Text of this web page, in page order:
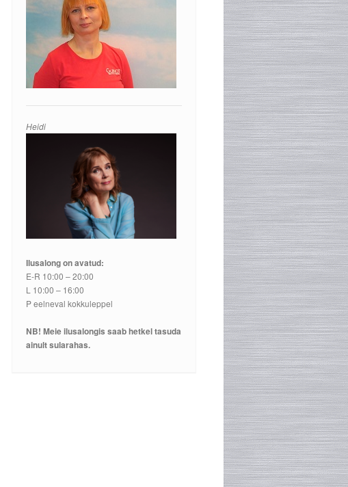
Heidi
Ilusalong on avatud:
E-R 10:00 – 20:00
L 10:00 – 16:00
P eelneval kokkuleppel
NB! Meie ilusalongis saab hetkel tasuda
ainult sularahas.